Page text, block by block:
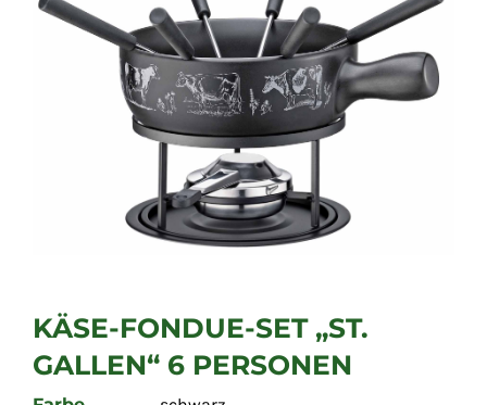
KÄSE-FONDUE-SET „ST.
GALLEN“ 6 PERSONEN